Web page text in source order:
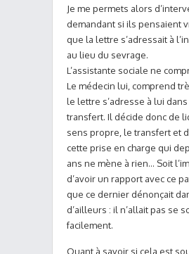
Je me permets alors
demandant si ils pensaient
que la lettre s’adressait à
au lieu du sevrage.
L’assistante sociale ne
Le médecin lui, comprend
le lettre s’adresse à lui
transfert. Il décide donc de
sens propre, le transfert et
cette prise en charge qui
ans ne mène à rien… Soit
d’avoir un rapport avec ce
que ce dernier dénonçait
d’ailleurs : il n’allait pas se
facilement.
Quant à savoir si cela est